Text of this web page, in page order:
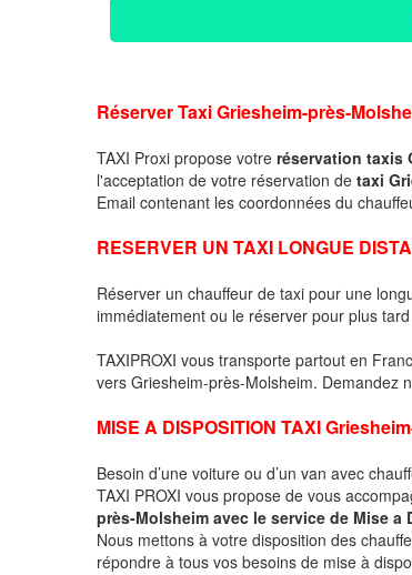
Réserver Taxi Griesheim-près-
TAXI Proxi propose votre réservation taxis
l'acceptation de votre réservation de taxi
Email contenant les coordonnées du
RESERVER UN TAXI LONGUE
Réserver un chauffeur de taxi pour une
immédiatement ou le réserver pour plus
TAXIPROXI vous transporte partout en
vers Griesheim-près-Molsheim. Demandez
MISE A DISPOSITION TAXI
Besoin d’une voiture ou d’un van avec
TAXI PROXI vous propose de vous
près-Molsheim avec le service de Mise a
Nous mettons à votre disposition des
répondre à tous vos besoins de mise à